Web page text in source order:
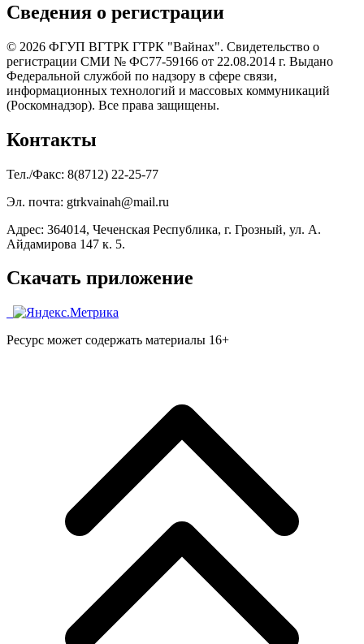
Сведения о регистрации
© 2026 ФГУП ВГТРК ГТРК "Вайнах". Свидетельство о
регистрации СМИ № ФС77-59166 от 22.08.2014 г. Выдано
Федеральной службой по надзору в сфере связи,
информационных технологий и массовых коммуникаций
(Роскомнадзор). Все права защищены.
Контакты
Тел./Факс: 8(8712) 22-25-77
Эл. почта: gtrkvainah@mail.ru
Адрес: 364014, Чеченская Республика, г. Грозный, ул. А.
Айдамирова 147 к. 5.
Скачать приложение
Ресурс может содержать материалы 16+